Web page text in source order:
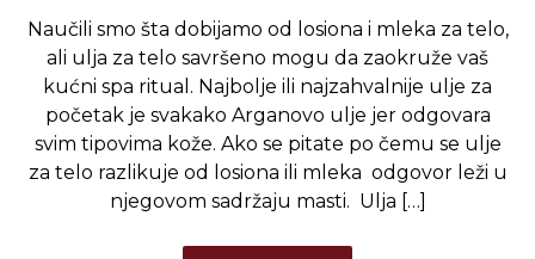
Naučili smo šta dobijamo od losiona i mleka za telo,
ali ulja za telo savršeno mogu da zaokruže vaš
kućni spa ritual. Najbolje ili najzahvalnije ulje za
početak je svakako Arganovo ulje jer odgovara
svim tipovima kože. Ako se pitate po čemu se ulje
za telo razlikuje od losiona ili mleka odgovor leži u
njegovom sadržaju masti. Ulja […]